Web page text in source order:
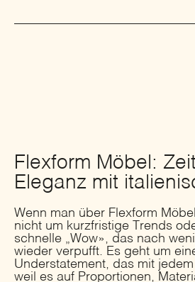
Flexform Möbel:
Eleganz mit
Wenn man über Flexform
nicht um kurzfristige Trends
schnelle „Wow», das nach
wieder verpufft. Es geht um
Understatement, das mit
weil es auf Proportionen,